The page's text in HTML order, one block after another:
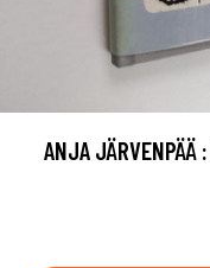
ANJA JÄRVENPÄÄ